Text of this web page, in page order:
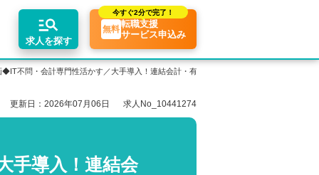
求人を探す
今すぐ2分で完了！
無料転職支援
サービス申込み
アアドバイザーの紹介
求人例
コンテンツ
転職成功ノウハウ
業界トピックス
税理士用語辞典
エリア別求人情報
関西
不問・会計専門性活かす／大手導入！連結会計・有価証券等／残業10h
更新日：2026年07月06日 求人No_10441274
手導入！連結会